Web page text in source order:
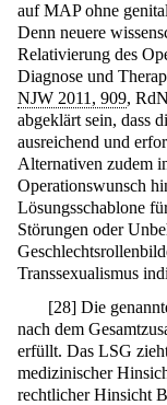
auf MAP ohne
Denn neuere
Relativierung des
Diagnose und
NJW 2011, 909,
abgeklärt sein, dass
ausreichend und
Alternativen zudem
Operationswunsch
Lösungsschablone
Störungen oder
Transsexualismus
[28] Die
nach dem
erfüllt. Das LSG
medizinischer
rechtlicher Hinsicht